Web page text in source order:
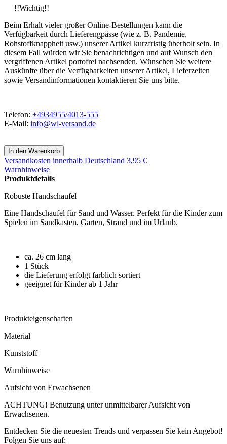
!!Wichtig!!
Beim Erhalt vieler großer Online-Bestellungen kann die
Verfügbarkeit durch Lieferengpässe (wie z. B. Pandemie,
Rohstoffknappheit usw.) unserer Artikel kurzfristig überholt sein. In
diesem Fall würden wir Sie benachrichtigen und auf Wunsch den
vergriffenen Artikel portofrei nachsenden. Wünschen Sie weitere
Auskünfte über die Verfügbarkeiten unserer Artikel, Lieferzeiten
sowie Versandinformationen kontaktieren Sie uns bitte.
Telefon: +4934955/4013-555
E-Mail: info@wl-versand.de
Versandkosten innerhalb Deutschland 3,95 €
Warnhinweise
Produktdetails
Robuste Handschaufel
Eine Handschaufel für Sand und Wasser. Perfekt für die Kinder zum
Spielen im Sandkasten, Garten, Strand und im Urlaub.
ca. 26 cm lang
1 Stück
die Lieferung erfolgt farblich sortiert
geeignet für Kinder ab 1 Jahr
Produkteigenschaften
Material
Kunststoff
Warnhinweise
Aufsicht von Erwachsenen
ACHTUNG! Benutzung unter unmittelbarer Aufsicht von
Erwachsenen.
Entdecken Sie die neuesten Trends und verpassen Sie kein Angebot!
Folgen Sie uns auf: